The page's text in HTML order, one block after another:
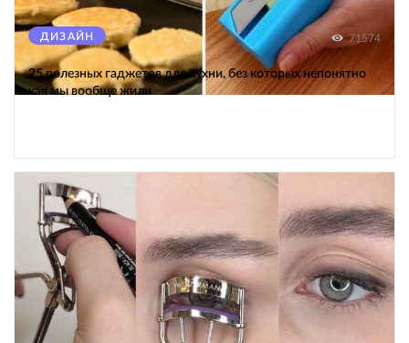
ДИЗАЙН 71574
25 полезных гаджетов для кухни, без которых непонятно
как мы вообще жили